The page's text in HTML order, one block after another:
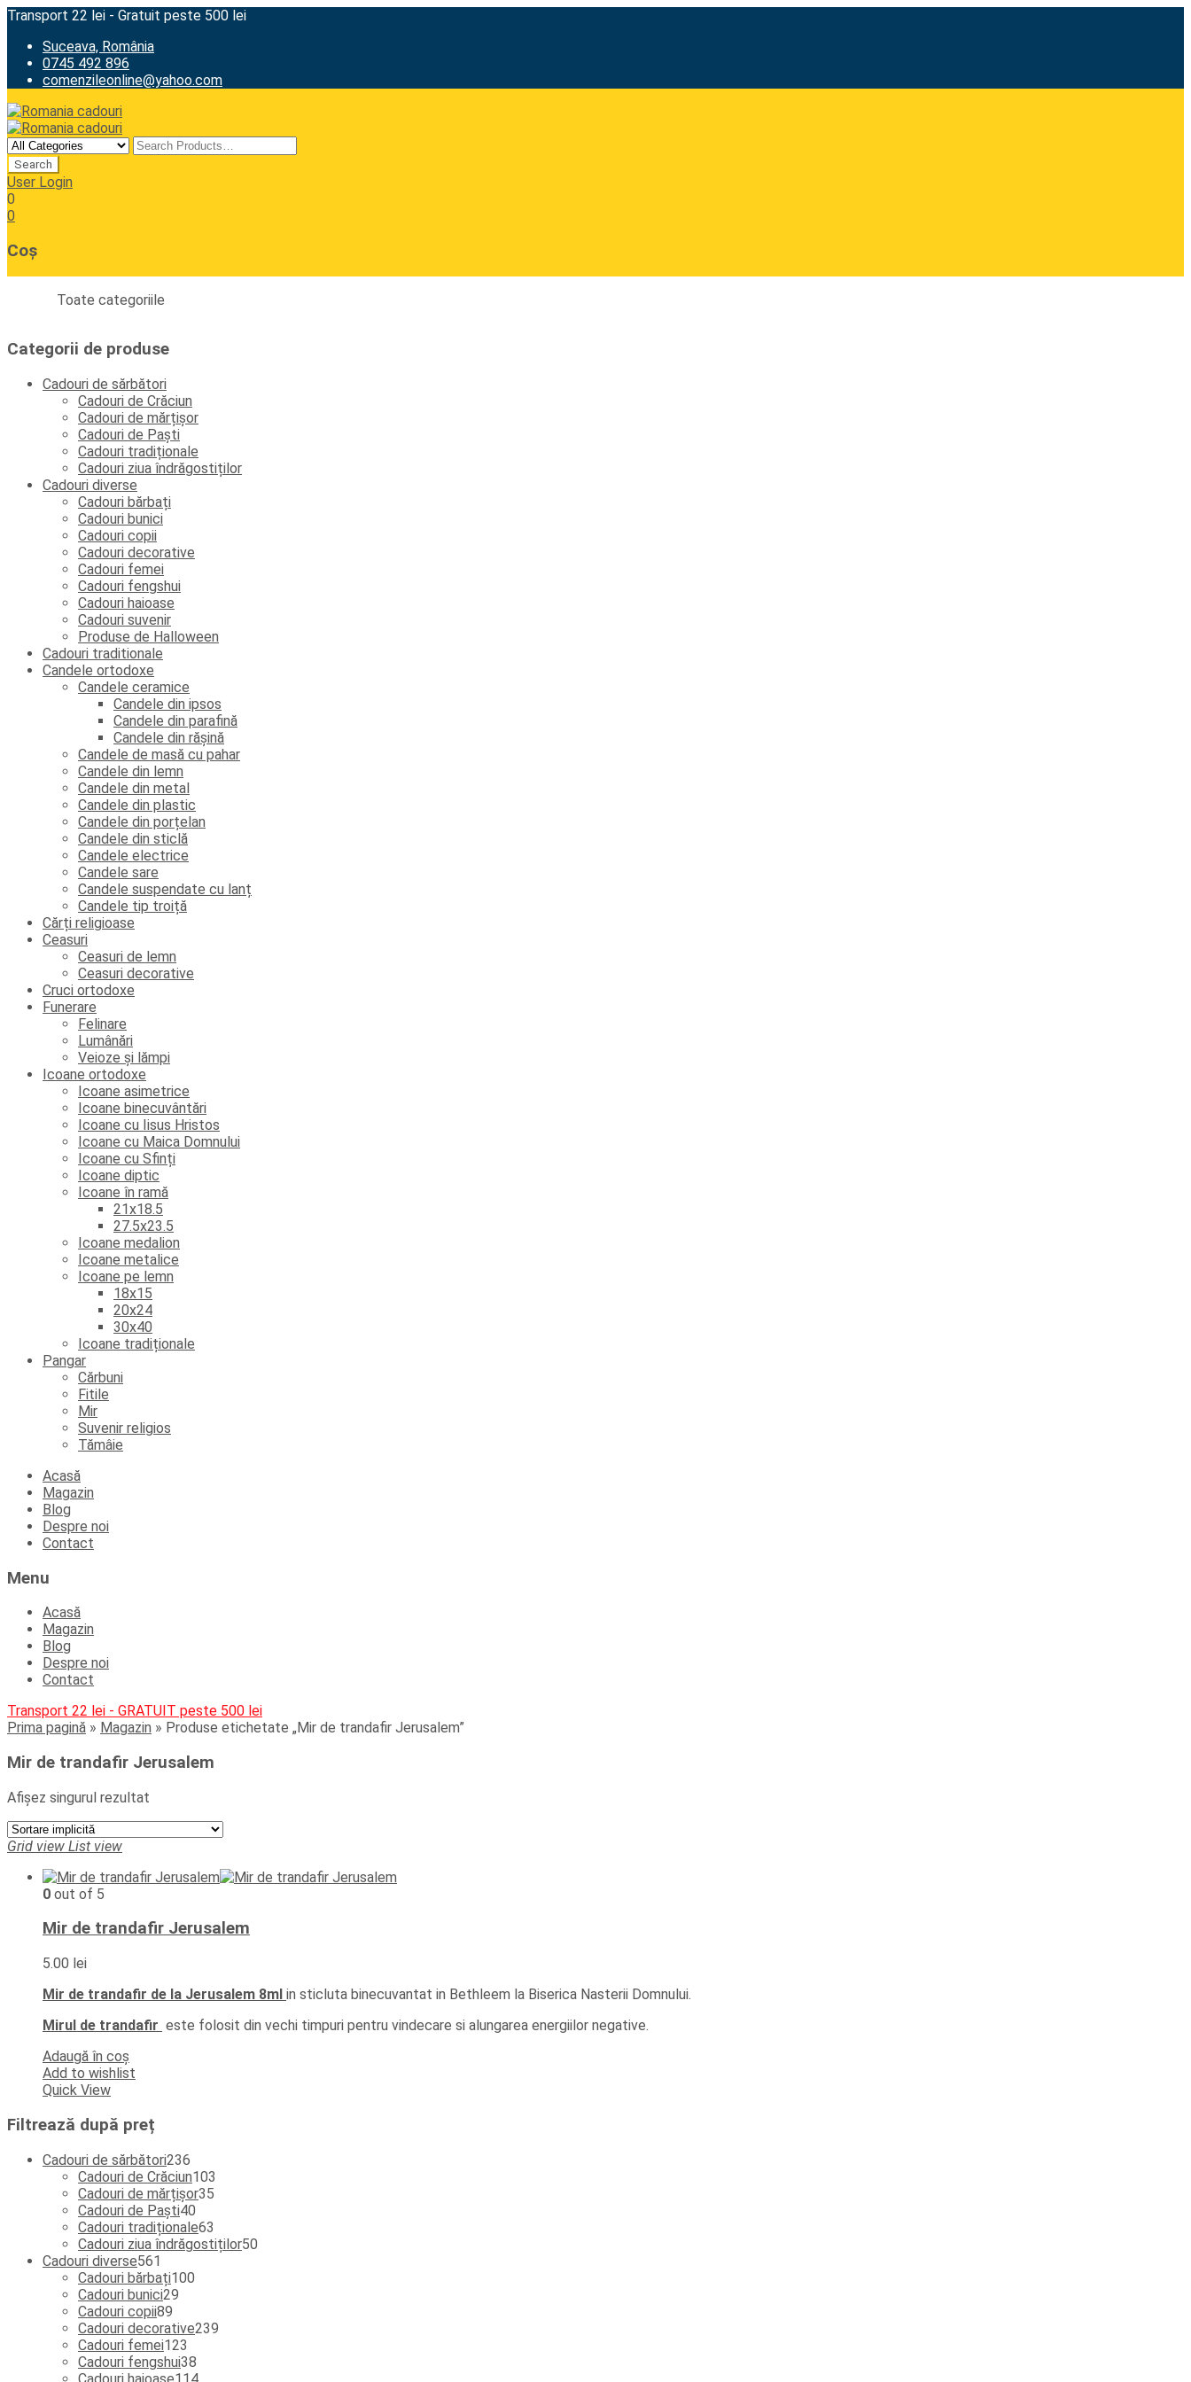
Transport 22 lei - Gratuit peste 500 lei
Suceava, România
0745 492 896
comenzileonline@yahoo.com
User Login
0
0
Coș
Toate categoriile
Categorii de produse
Cadouri de sărbători
Cadouri de Crăciun
Cadouri de mărțișor
Cadouri de Paști
Cadouri tradiționale
Cadouri ziua îndrăgostiților
Cadouri diverse
Cadouri bărbați
Cadouri bunici
Cadouri copii
Cadouri decorative
Cadouri femei
Cadouri fengshui
Cadouri haioase
Cadouri suvenir
Produse de Halloween
Cadouri traditionale
Candele ortodoxe
Candele ceramice
Candele din ipsos
Candele din parafină
Candele din rășină
Candele de masă cu pahar
Candele din lemn
Candele din metal
Candele din plastic
Candele din porțelan
Candele din sticlă
Candele electrice
Candele sare
Candele suspendate cu lanț
Candele tip troiță
Cărți religioase
Ceasuri
Ceasuri de lemn
Ceasuri decorative
Cruci ortodoxe
Funerare
Felinare
Lumânări
Veioze și lămpi
Icoane ortodoxe
Icoane asimetrice
Icoane binecuvântări
Icoane cu Iisus Hristos
Icoane cu Maica Domnului
Icoane cu Sfinți
Icoane diptic
Icoane în ramă
21x18.5
27.5x23.5
Icoane medalion
Icoane metalice
Icoane pe lemn
18x15
20x24
30x40
Icoane tradiționale
Pangar
Cărbuni
Fitile
Mir
Suvenir religios
Tămâie
Skip
content
Acasă
Magazin
Blog
Despre noi
Contact
Menu
Acasă
Magazin
Blog
Despre noi
Contact
Transport 22 lei - GRATUIT peste 500 lei
Prima pagină » Magazin » Produse etichetate „Mir de trandafir Jerusalem”
Mir de trandafir Jerusalem
Afișez singurul rezultat
Grid view List view
0 out of 5
Mir de trandafir Jerusalem
5.00 lei
Mir de trandafir de la Jerusalem 8ml in sticluta binecuvantat in Bethleem la Biserica Nasterii Domnului.
Mirul de trandafir este folosit din vechi timpuri pentru vindecare si alungarea energiilor negative.
Adaugă în coș
Add to wishlist
Quick View
Filtrează după preț
Cadouri de sărbători236
de
produse
Cadouri de Crăciun103
Cadouri de mărțișor35
Cadouri de Paști40
de
produse
Cadouri tradiționale63
de
Cadouri ziua îndrăgostiților50
Cadouri diverse561
de
produse
Cadouri bărbați100
Cadouri bunici29
produse
Cadouri copii89
de
produse
Cadouri decorative239
Cadouri femei123
de
produse
Cadouri fengshui38
de
Cadouri haioase114114